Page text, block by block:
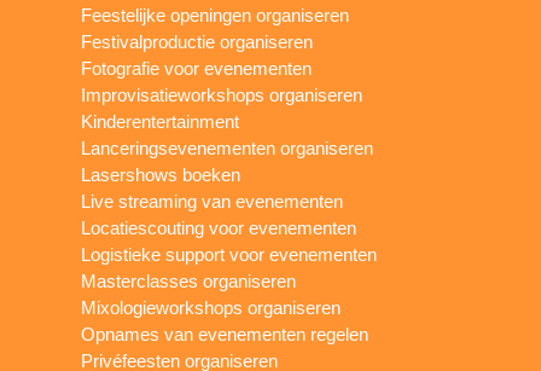
Feestelijke openingen organiseren
Festivalproductie organiseren
Fotografie voor evenementen
Improvisatieworkshops organiseren
Kinderentertainment
Lanceringsevenementen organiseren
Lasershows boeken
Live streaming van evenementen
Locatiescouting voor evenementen
Logistieke support voor evenementen
Masterclasses organiseren
Mixologieworkshops organiseren
Opnames van evenementen regelen
Privéfeesten organiseren